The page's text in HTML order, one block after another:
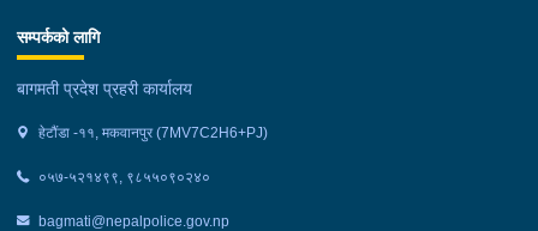
सम्पर्कको लागि
बागमती प्रदेश प्रहरी कार्यालय
हेटौंडा -११, मकवानपुर (7MV7C2H6+PJ)
०५७-५२१४९९, ९८५५०९०२४०
bagmati@nepalpolice.gov.np